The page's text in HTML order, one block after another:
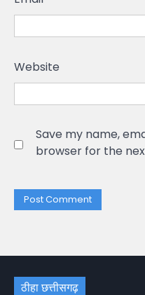
Website
Save my name,
browser for the
ठीहा छत्तीसगढ़